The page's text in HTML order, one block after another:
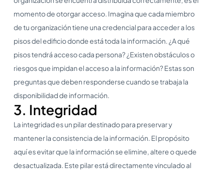
momento de otorgar acceso. Imagina que cada miembro
de tu organización tiene una credencial para acceder a los
pisos del edificio donde está toda la información. ¿A qué
pisos tendrá acceso cada persona? ¿Existen obstáculos o
riesgos que impidan el acceso a la información? Estas son
preguntas que deben responderse cuando se trabaja la
disponibilidad de información.
3. Integridad
La integridad es un pilar destinado para preservar y
mantener la consistencia de la información. El propósito
aquí es evitar que la información se elimine, altere o quede
desactualizada. Este pilar está directamente vinculado al